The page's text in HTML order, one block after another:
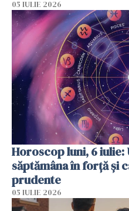
05 IULIE 2026
Horoscop luni, 6 iulie:
săptămâna în forță și
prudente
05 IULIE 2026